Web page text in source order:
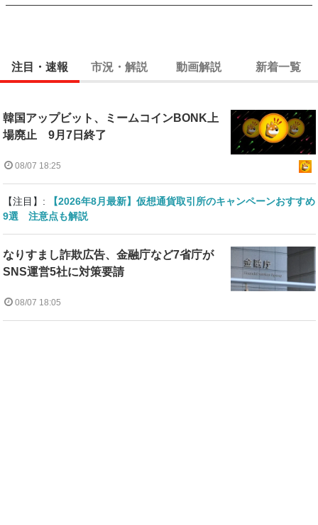
注目・速報 市況・解説 動画解説 新着一覧
韓国アップビット、ミームコインBONK上
場廃止 9月7日終了
08/07 18:25
【注目】:
【2026年8月最新】仮想通貨取引所のキャンペーンおすすめ
9選 注意点も解説
なりすまし詐欺広告、金融庁など7省庁が
SNS運営5社に対策要請
08/07 18:05